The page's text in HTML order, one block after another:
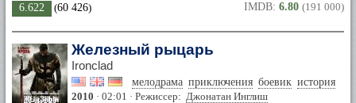
6.622 (60 426) IMDB: 6.80 (191 000)
Железный рыцарь
Ironclad
мелодрама приключения боевик история
2010 · 02:01 · Режиссер: Джонатан Инглиш